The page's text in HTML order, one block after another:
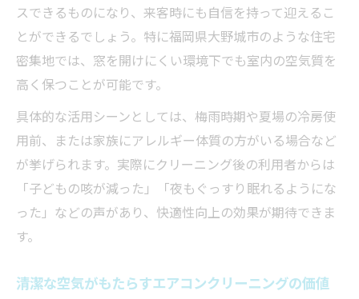
エアコンクリーニングが生活改善に与える
影響
家庭の健康を守るためのエアコンクリーニ
ング
エアコンクリーニングと長期的な安心の関
係
生活サービス比較で分かるエアコンクリー
ニングの重要性
エアコンクリーニング導入後の暮らしの変
スできるものになり、来客時にも自信を持って迎えるこ
とができるでしょう。特に福岡県大野城市のような住宅
密集地では、窓を開けにくい環境下でも室内の空気質を
高く保つことが可能です。
具体的な活用シーンとしては、梅雨時期や夏場の冷房使
用前、または家族にアレルギー体質の方がいる場合など
が挙げられます。実際にクリーニング後の利用者からは
「子どもの咳が減った」「夜もぐっすり眠れるようにな
った」などの声があり、快適性向上の効果が期待できま
す。
清潔な空気がもたらすエアコンクリーニングの価値